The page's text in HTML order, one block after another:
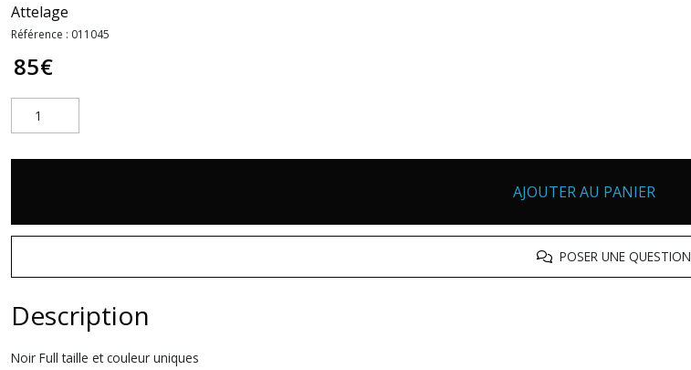
Attelage
Référence : 011045
85€
AJOUTER AU PANIER
POSER UNE QUESTION
Description
Noir Full taille et couleur uniques